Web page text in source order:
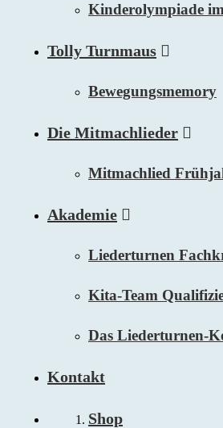
Kinderolympiade
Tolly Turnmaus
Bewegungsmemory
Die Mitmachlieder
Mitmachlied
Akademie
Liederturnen
Kita-Team
Das Liederturnen-
Kontakt
Shop